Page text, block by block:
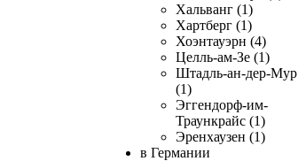
Хальванг (1)
Хартберг (1)
Хоэнтауэрн (4)
Целль-ам-Зе (1)
Штадль-ан-дер-Мур
(1)
Эггендорф-им-
Траункрайс (1)
Эренхаузен (1)
в Германии